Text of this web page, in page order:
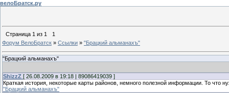
велоБратск.ру
Страница 1 из 1
1
Форум ВелоБратск » Ссылки » "Брацкий альманахъ"
"Брацкий альманахъ"
ShizzZ [ 26.08.2009 в 19:18 | 89086419039 ]
Краткая история, некоторые карты районов, немного полезной информации. То что
"Брацкий альманахъ"